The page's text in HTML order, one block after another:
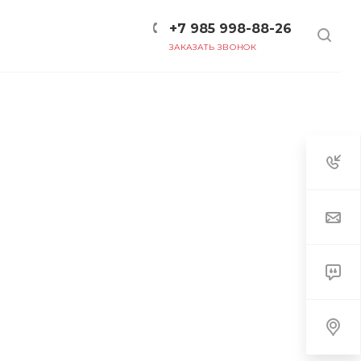
+7 985 998-88-26
ЗАКАЗАТЬ ЗВОНОК